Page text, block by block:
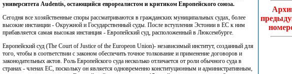
университета Audentis, остающийся еврореалистом и критиком Европейского союза.
Сегодня все хозяйственные споры рассматриваются в гражданских муниципальных судах, более
высокие инстанции - Окружной и Государственный суды. После вступления Эстонии в ЕС к ним
прибавляется самая высокая инстанция - Европейский суд, расположенный в Люксембурге.
Европейский суд (The Court of Justice of the Europeon Union)- независимый институт, созданный для
того, чтобы в соответствии с законом обеспечить точное толкование и применение договоров и
законодательных актов. Роль Европейского суда несколько отличается от роли обычного суда в
странах - членах ЕС, поскольку он является одновременно конституционным и административным,